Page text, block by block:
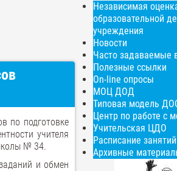
по подготовке
учителя
№ 34.
и обмен
Независимая
образовательной
учреждения
Новости
Часто задаваемые
Полезные ссылки
On-line опросы
МОЦ ДОД
Типовая модель
Центр по работе с
Учительская ЦДО
Расписание занятий
Архивные